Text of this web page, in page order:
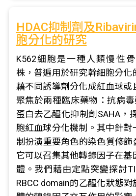
HDAC抑制劑及
胞分化的研究
K562細胞是一種人類慢性
株，普遍用於研究幹細胞分化
藉不同誘導劑分化成紅血球或
聚焦於兩種臨床藥物：抗病毒
蛋白去乙醯化抑制劑SAHA，
胞紅血球分化機制。其中針對
制扮演重要角色的染色質修飾
它可以召集其他轉錄因子在基
體。我們藉由定點突變探討
RBCC domain的乙醯化狀態